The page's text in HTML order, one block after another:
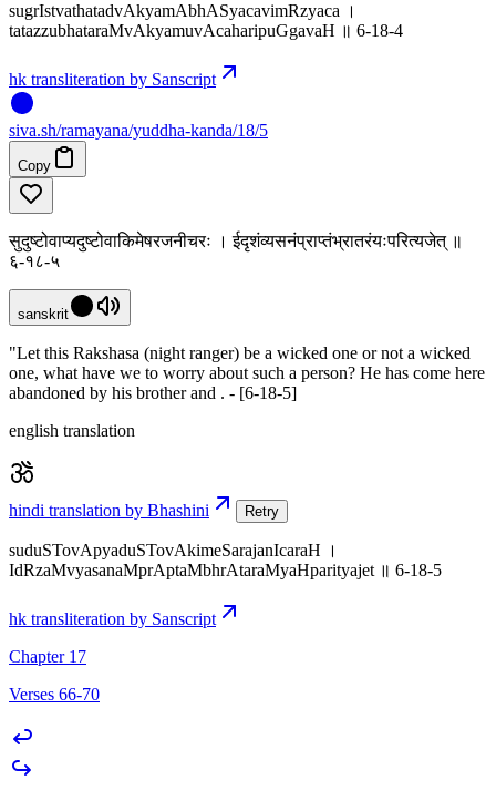
sugrIstvathatadvAkyamAbhASyacavimRzyaca ।
tatazzubhataraMvAkyamuvAcaharipuGgavaH ॥ 6-18-4
hk transliteration by Sanscript
siva.sh/ramayana/yuddha-kanda/18/5
Copy
सुदुष्टोवाप्यदुष्टोवाकिमेषरजनीचरः । ईदृशंव्यसनंप्राप्तंभ्रातरंयःपरित्यजेत् ॥
६-१८-५
sanskrit
"Let this Rakshasa (night ranger) be a wicked one or not a wicked
one, what have we to worry about such a person? He has come here
abandoned by his brother and . - [6-18-5]
english translation
hindi translation by Bhashini Retry
suduSTovApyaduSTovAkimeSarajanIcaraH ।
IdRzaMvyasanaMprAptaMbhrAtaraMyaHparityajet ॥ 6-18-5
hk transliteration by Sanscript
Chapter 17
Verses 66-70